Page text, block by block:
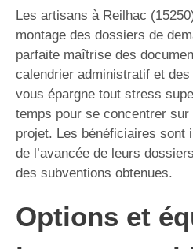
Les artisans à Reilhac
montage des dossiers de
parfaite maîtrise des
calendrier administratif et
vous épargne tout stress
temps pour se concentrer
projet. Les bénéficiaires sont
de l’avancée de leurs
des subventions obtenues.
Options et